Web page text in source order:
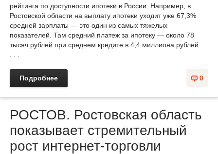
рейтинга по доступности ипотеки в России. Например, в
Ростовской области на выплату ипотеки уходит уже 67,3%
средней зарплаты — это один из самых тяжелых
показателей. Там средний платеж за ипотеку — около 78
тысяч рублей при среднем кредите в 4,4 миллиона рублей.
0
Подробнее
РОСТОВ. Ростовская область
показывает стремительный
рост интернет-торговли